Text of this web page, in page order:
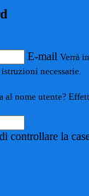
E-mail Verrà
necessarie.
al nome utente?
controllare la